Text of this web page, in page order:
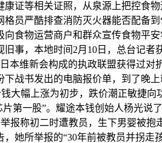
证等相关证照，从泉源上把控食
员严酷排查消防灭火器能否配备
食物运营商户和群众宣传食物平
事，本地时间2月10日，总台记者
维新会构成的执政联盟获得过
战书发出的电脑报价单，到了晚
大幅上涨为初步，跌价潮正敏捷
一股”。耀途本钱创始人杨光说
报称初二时遭教员，生下男婴被
她所举报的“30年前被教员并拐